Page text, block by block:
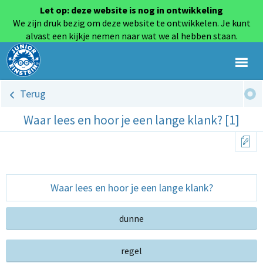
Let op: deze website is nog in ontwikkeling
We zijn druk bezig om deze website te ontwikkelen. Je kunt
alvast een kijkje nemen naar wat we al hebben staan.
Terug
Waar lees en hoor je een lange klank? [1]
Waar lees en hoor je een lange klank?
dunne
regel